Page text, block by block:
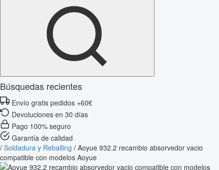
Búsquedas recientes
Envío gratis pedidos +60€
Devoluciones en 30 días
Pago 100% seguro
Garantía de calidad
/ Soldadura y Reballing / Aoyue 932.2 recambio absorvedor vacio
compatible con modelos Aoyue